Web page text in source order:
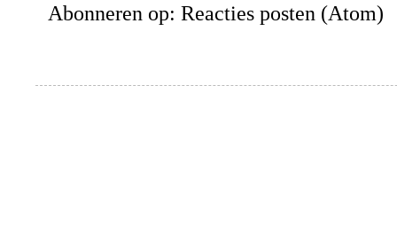
Abonneren op: Reacties posten (Atom)